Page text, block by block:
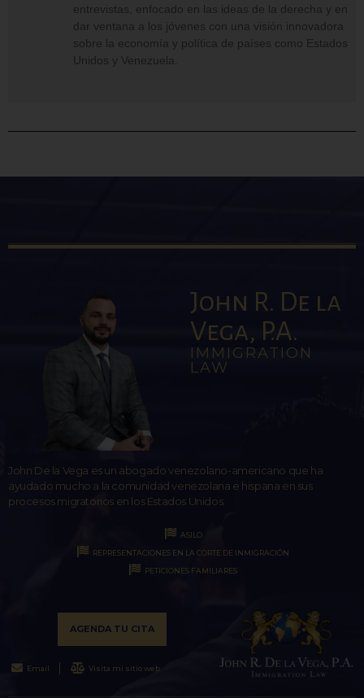
entrevistas, enfocado en las ideas de la derecha y en
dar ventana a los jóvenes con una visión innovadora
sobre la economía y política de países como Estados
Unidos y Venezuela.
John R. De la
Vega, P.A.
IMMIGRATION
LAW
John De la Vega es un abogado venezolano-americano que ha
ayudado mucho a la comunidad venezolana e hispana en sus
procesos migratorios en los Estados Unidos.
ASILO
REPRESENTACIONES EN LA CORTE DE INMIGRACIÓN
PETICIONES FAMILIARES
AGENDA TU CITA
Email Visita mi sitio web